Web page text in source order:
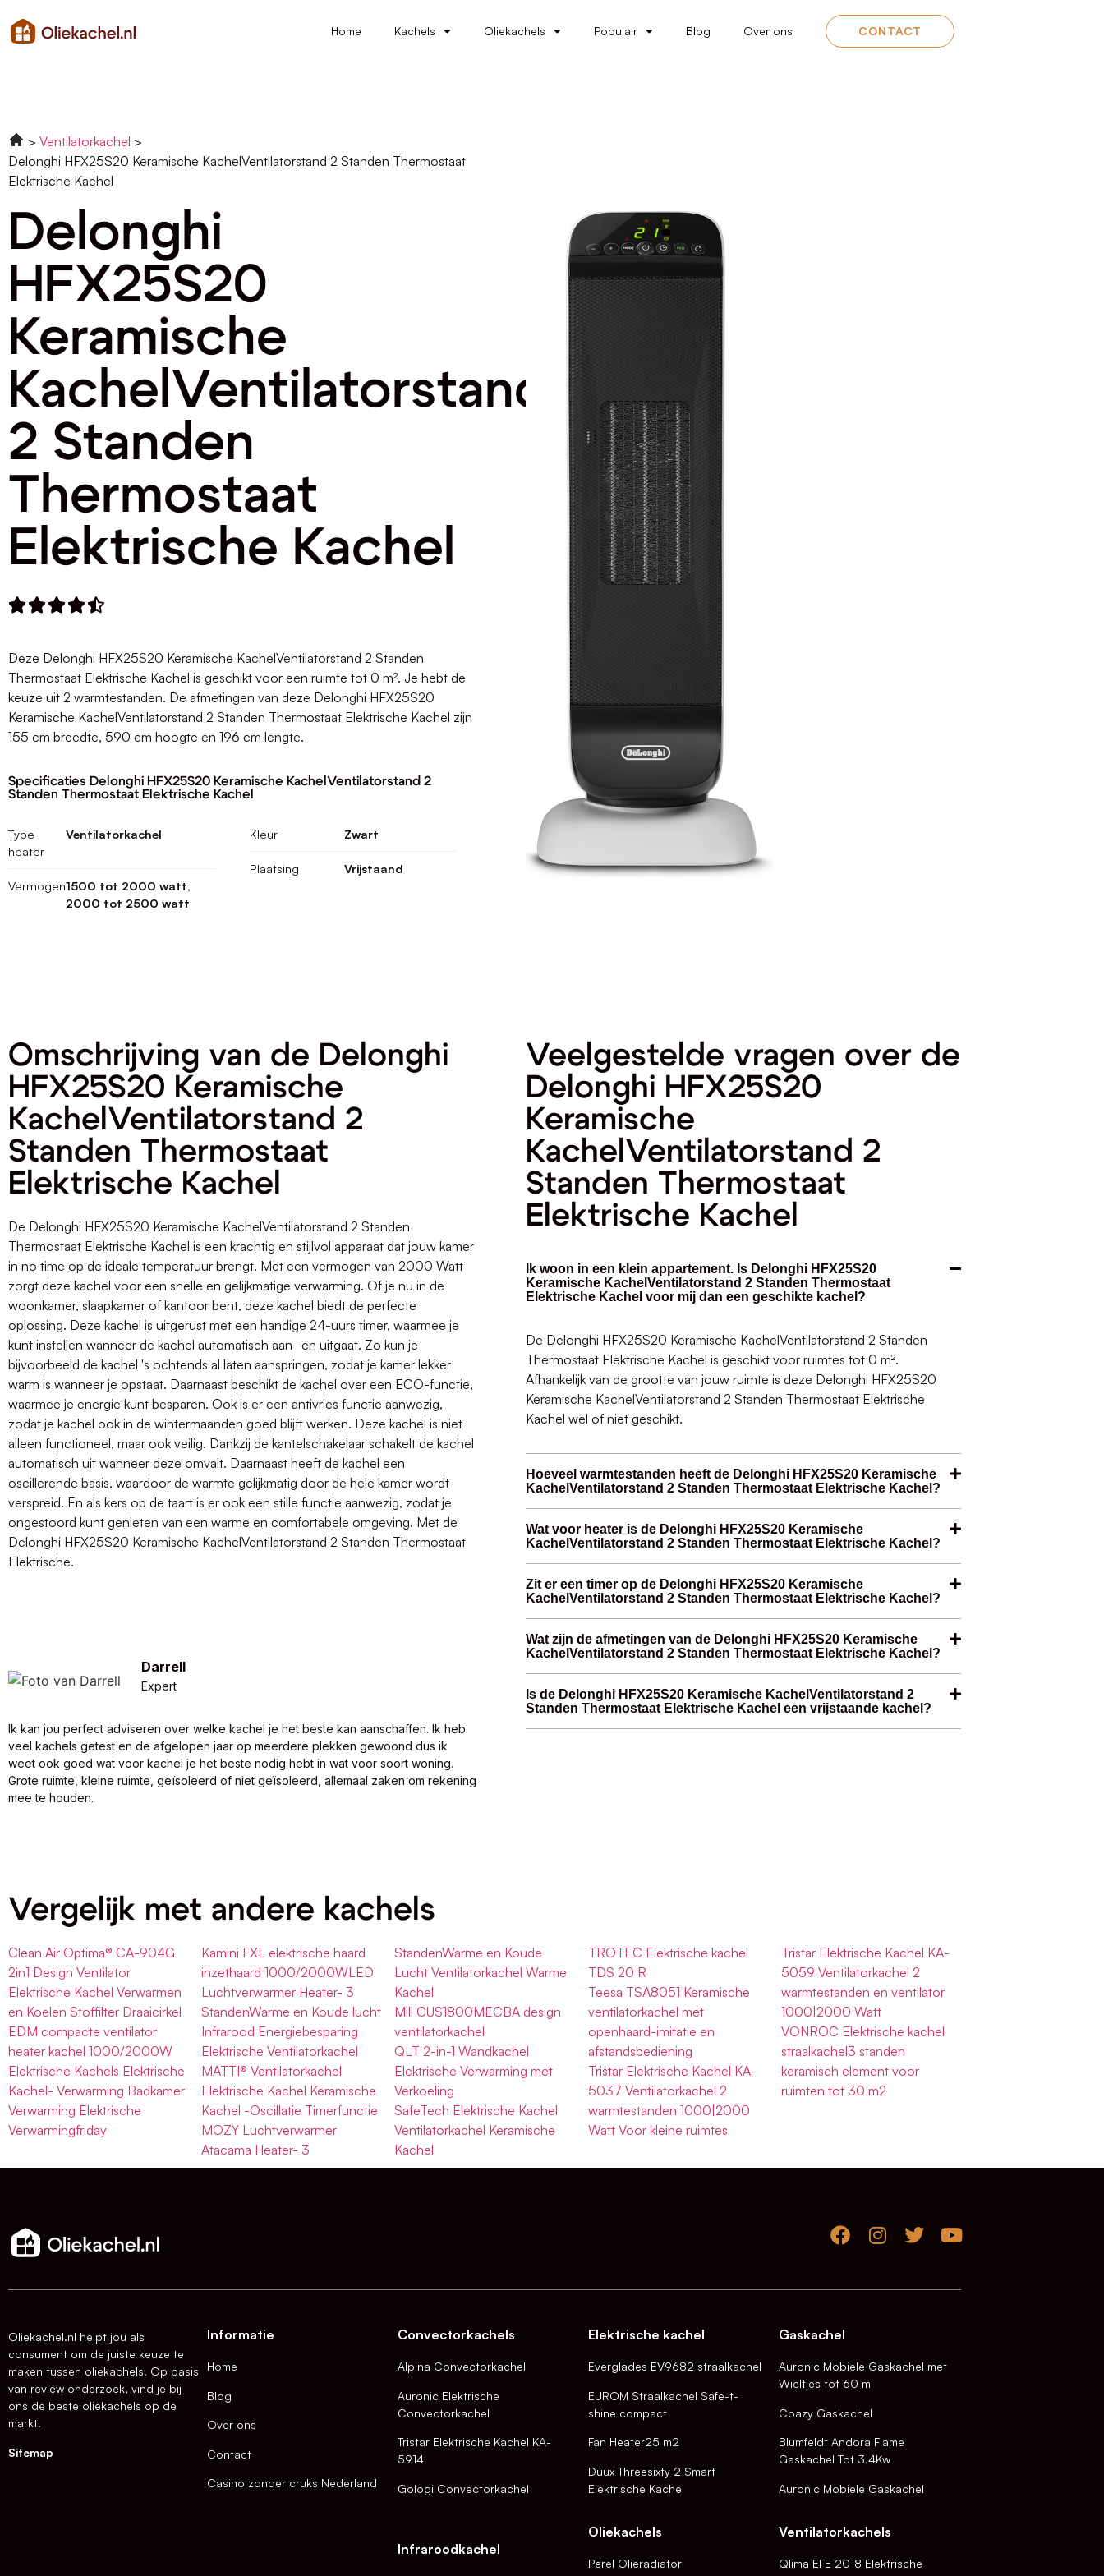
Home Kachels Oliekachels Populair Blog Over ons CONTACT
Ventilatorkachel
Delonghi HFX25S20 Keramische KachelVentilatorstand 2 Standen Thermostaat
Elektrische Kachel
Delonghi
HFX25S20
Keramische
KachelVentilatorstand
2 Standen
Thermostaat
Elektrische Kachel

Deze Delonghi HFX25S20 Keramische KachelVentilatorstand 2 Standen
Thermostaat Elektrische Kachel is geschikt voor een ruimte tot 0 m². Je hebt de
keuze uit 2 warmtestanden. De afmetingen van deze Delonghi HFX25S20
Keramische KachelVentilatorstand 2 Standen Thermostaat Elektrische Kachel zijn
155 cm breedte, 590 cm hoogte en 196 cm lengte.
Specificaties Delonghi HFX25S20 Keramische KachelVentilatorstand 2
Standen Thermostaat Elektrische Kachel
Type
heater
Ventilatorkachel
Vermogen1500 tot 2000 watt,
2000 tot 2500 watt
Kleur Zwart
Plaatsing Vrijstaand
Omschrijving van de Delonghi
HFX25S20 Keramische
KachelVentilatorstand 2
Standen Thermostaat
Elektrische Kachel
De Delonghi HFX25S20 Keramische KachelVentilatorstand 2 Standen
Thermostaat Elektrische Kachel is een krachtig en stijlvol apparaat dat jouw kamer
in no time op de ideale temperatuur brengt. Met een vermogen van 2000 Watt
zorgt deze kachel voor een snelle en gelijkmatige verwarming. Of je nu in de
woonkamer, slaapkamer of kantoor bent, deze kachel biedt de perfecte
oplossing. Deze kachel is uitgerust met een handige 24-uurs timer, waarmee je
kunt instellen wanneer de kachel automatisch aan- en uitgaat. Zo kun je
bijvoorbeeld de kachel 's ochtends al laten aanspringen, zodat je kamer lekker
warm is wanneer je opstaat. Daarnaast beschikt de kachel over een ECO-functie,
waarmee je energie kunt besparen. Ook is er een antivries functie aanwezig,
zodat je kachel ook in de wintermaanden goed blijft werken. Deze kachel is niet
alleen functioneel, maar ook veilig. Dankzij de kantelschakelaar schakelt de kachel
automatisch uit wanneer deze omvalt. Daarnaast heeft de kachel een
oscillerende basis, waardoor de warmte gelijkmatig door de hele kamer wordt
verspreid. En als kers op de taart is er ook een stille functie aanwezig, zodat je
ongestoord kunt genieten van een warme en comfortabele omgeving. Met de
Delonghi HFX25S20 Keramische KachelVentilatorstand 2 Standen Thermostaat
Elektrische.
Darrell
Expert
Ik kan jou perfect adviseren over welke kachel je het beste kan aanschaffen. Ik heb
veel kachels getest en de afgelopen jaar op meerdere plekken gewoond dus ik
weet ook goed wat voor kachel je het beste nodig hebt in wat voor soort woning.
Grote ruimte, kleine ruimte, geïsoleerd of niet geïsoleerd, allemaal zaken om rekening
mee te houden.
Veelgestelde vragen over de
Delonghi HFX25S20
Keramische
KachelVentilatorstand 2
Standen Thermostaat
Elektrische Kachel
Ik woon in een klein appartement. Is Delonghi HFX25S20
Keramische KachelVentilatorstand 2 Standen Thermostaat
Elektrische Kachel voor mij dan een geschikte kachel?
De Delonghi HFX25S20 Keramische KachelVentilatorstand 2 Standen
Thermostaat Elektrische Kachel is geschikt voor ruimtes tot 0 m².
Afhankelijk van de grootte van jouw ruimte is deze Delonghi HFX25S20
Keramische KachelVentilatorstand 2 Standen Thermostaat Elektrische
Kachel wel of niet geschikt.
Hoeveel warmtestanden heeft de Delonghi HFX25S20 Keramische
KachelVentilatorstand 2 Standen Thermostaat Elektrische Kachel?
Wat voor heater is de Delonghi HFX25S20 Keramische
KachelVentilatorstand 2 Standen Thermostaat Elektrische Kachel?
Zit er een timer op de Delonghi HFX25S20 Keramische
KachelVentilatorstand 2 Standen Thermostaat Elektrische Kachel?
Wat zijn de afmetingen van de Delonghi HFX25S20 Keramische
KachelVentilatorstand 2 Standen Thermostaat Elektrische Kachel?
Is de Delonghi HFX25S20 Keramische KachelVentilatorstand 2
Standen Thermostaat Elektrische Kachel een vrijstaande kachel?
Vergelijk met andere kachels
Clean Air Optima® CA-904G
2in1 Design Ventilator
Elektrische Kachel Verwarmen
en Koelen Stoffilter Draaicirkel
EDM compacte ventilator
heater kachel 1000/2000W
Elektrische Kachels Elektrische
Kachel- Verwarming Badkamer
Verwarming Elektrische
Verwarmingfriday
Kamini FXL elektrische haard
inzethaard 1000/2000WLED
Luchtverwarmer Heater- 3
StandenWarme en Koude lucht
Infrarood Energiebesparing
Elektrische Ventilatorkachel
MATTI® Ventilatorkachel
Elektrische Kachel Keramische
Kachel -Oscillatie Timerfunctie
MOZY Luchtverwarmer
Atacama Heater- 3
StandenWarme en Koude
Lucht Ventilatorkachel Warme
Kachel
Mill CUS1800MECBA design
ventilatorkachel
QLT 2-in-1 Wandkachel
Elektrische Verwarming met
Verkoeling
SafeTech Elektrische Kachel
Ventilatorkachel Keramische
Kachel
TROTEC Elektrische kachel
TDS 20 R
Teesa TSA8051 Keramische
ventilatorkachel met
openhaard-imitatie en
afstandsbediening
Tristar Elektrische Kachel KA-
5037 Ventilatorkachel 2
warmtestanden 1000|2000
Watt Voor kleine ruimtes
Tristar Elektrische Kachel KA-
5059 Ventilatorkachel 2
warmtestanden en ventilator
1000|2000 Watt
VONROC Elektrische kachel
straalkachel3 standen
keramisch element voor
ruimten tot 30 m2
Oliekachel.nl helpt jou als
consument om de juiste keuze te
maken tussen oliekachels. Op basis
van review onderzoek, vind je bij
ons de beste oliekachels op de
markt.
Sitemap
Informatie
Home
Blog
Over ons
Contact
Casino zonder cruks Nederland
Convectorkachels
Alpina Convectorkachel
Auronic Elektrische
Convectorkachel
Tristar Elektrische Kachel KA-
5914
Gologi Convectorkachel
Infraroodkachel
Elektrische kachel
Everglades EV9682 straalkachel
EUROM Straalkachel Safe-t-
shine compact
Fan Heater25 m2
Duux Threesixty 2 Smart
Elektrische Kachel
Oliekachels
Perel Olieradiator
Gaskachel
Auronic Mobiele Gaskachel met
Wieltjes tot 60 m
Coazy Gaskachel
Blumfeldt Andora Flame
Gaskachel Tot 3,4Kw
Auronic Mobiele Gaskachel
Ventilatorkachels
Qlima EFE 2018 Elektrische